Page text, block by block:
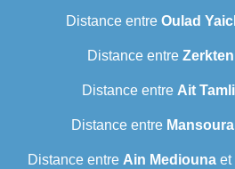
Distance entre Oulad
Distance entre Zerkten
Distance entre Ait Tamlil
Distance entre Mansoura
Distance entre Ain Mediounaet